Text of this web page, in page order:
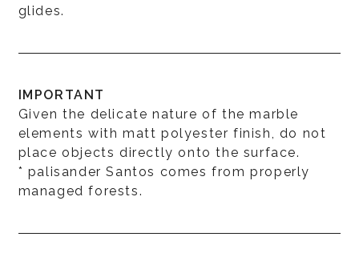
glides.
IMPORTANT
Given the delicate nature of the marble
elements with matt polyester finish, do not
place objects directly onto the surface.
* palisander Santos comes from properly
managed forests.